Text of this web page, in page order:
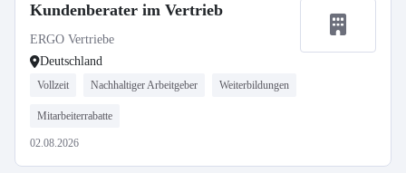
Kundenberater im Vertrieb
ERGO Vertriebe
Deutschland
Vollzeit Nachhaltiger Arbeitgeber Weiterbildungen
Mitarbeiterrabatte
02.08.2026